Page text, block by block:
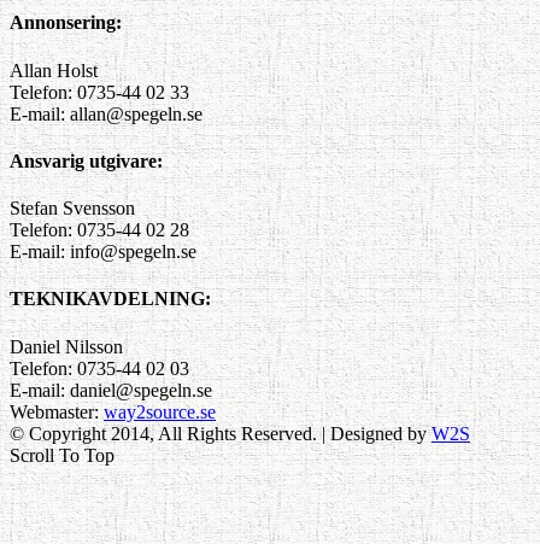
Annonsering:
Allan Holst
Telefon: 0735-44 02 33
E-mail: allan@spegeln.se
Ansvarig utgivare:
Stefan Svensson
Telefon: 0735-44 02 28
E-mail: info@spegeln.se
TEKNIKAVDELNING:
Daniel Nilsson
Telefon: 0735-44 02 03
E-mail: daniel@spegeln.se
Webmaster: way2source.se
© Copyright 2014, All Rights Reserved. | Designed byW2S
Scroll To Top